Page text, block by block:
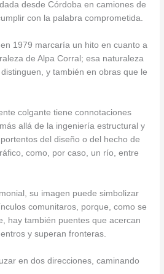
desde Córdoba en camiones de
con la palabra comprometida.
1979 marcaría un hito en cuanto a
de Alpa Corral; esa naturaleza
y también en obras que le
colgante tiene connotaciones
allá de la ingeniería estructural y
del diseño o del hecho de
como, por caso, un río, entre
su imagen puede simbolizar
comunitaros, porque, como se
hay también puentes que acercan
y superan fronteras.
en dos direcciones, caminando